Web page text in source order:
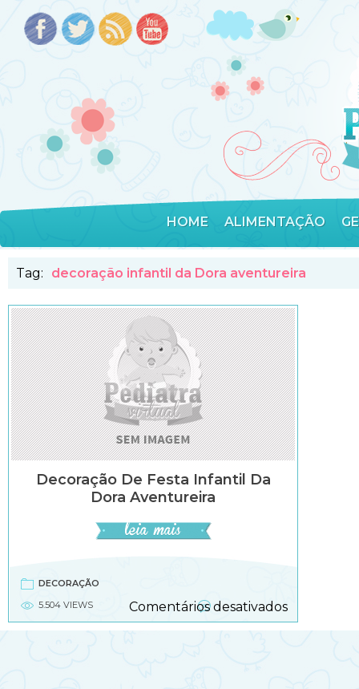
HOME ALIMENTAÇÃO
Tag: decoração infantil da Dora aventureira
Decoração De Festa Infantil Da
Dora Aventureira
DECORAÇÃO
5.504 VIEWS
Comentários desativadosem
Decoração